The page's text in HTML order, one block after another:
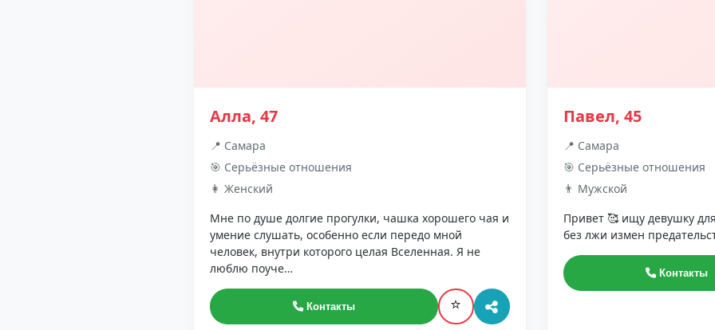
Алла, 47
📍 Самара
🎯 Серьёзные отношения
👩 Женский
Мне по душе долгие прогулки, чашка хорошего чая и
умение слушать, особенно если передо мной
человек, внутри которого целая Вселенная. Я не
люблю поуче…
Контакты ⭐
Павел, 45
📍 Самара
🎯 Серьёзные отношения
👨 Мужской
Привет 🥰 ищу девушку
без лжи измен
Контакты